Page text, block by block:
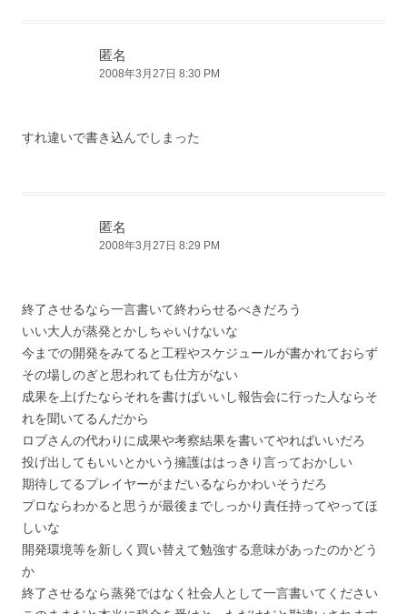
匿名
2008年3月27日 8:30 PM
すれ違いで書き込んでしまった
匿名
2008年3月27日 8:29 PM
終了させるなら一言書いて終わらせるべきだろう
いい大人が蒸発とかしちゃいけないな
今までの開発をみてると工程やスケジュールが書かれておらず
その場しのぎと思われても仕方がない
成果を上げたならそれを書けばいいし報告会に行った人ならそ
れを聞いてるんだから
ロブさんの代わりに成果や考察結果を書いてやればいいだろ
投げ出してもいいとかいう擁護ははっきり言っておかしい
期待してるプレイヤーがまだいるならかわいそうだろ
プロならわかると思うが最後までしっかり責任持ってやってほ
しいな
開発環境等を新しく買い替えて勉強する意味があったのかどう
か
終了させるなら蒸発ではなく社会人として一言書いてください